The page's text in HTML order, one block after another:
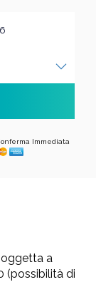
Immediata
a
(possibilità di